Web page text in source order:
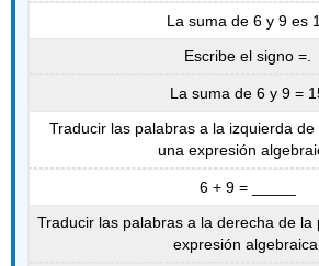
La suma de 6 y 9 es
Escribe el signo =.
La suma de 6 y 9 =
Traducir las palabras a la izquierda
una expresión
6 + 9 = _____
Traducir las palabras a la derecha de la
expresión